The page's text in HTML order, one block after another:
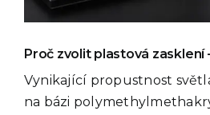
Proč zvolit plastová zasklení
Vynikající propustnost
na bázi